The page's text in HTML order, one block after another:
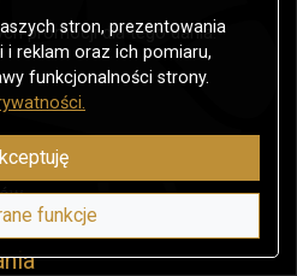
promocji dla tego dania.
stron, prezentowania
reklam oraz ich pomiaru,
funkcjonalności strony.
funkcje